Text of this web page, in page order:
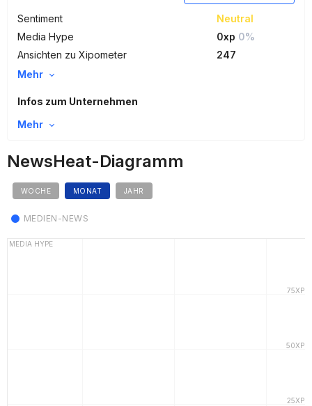
Sentiment
Neutral
Media Hype
0xp 0%
Ansichten zu Xipometer
247
Mehr
Infos zum Unternehmen
Mehr
NewsHeat-Diagramm
WOCHE MONAT JAHR
MEDIEN-NEWS